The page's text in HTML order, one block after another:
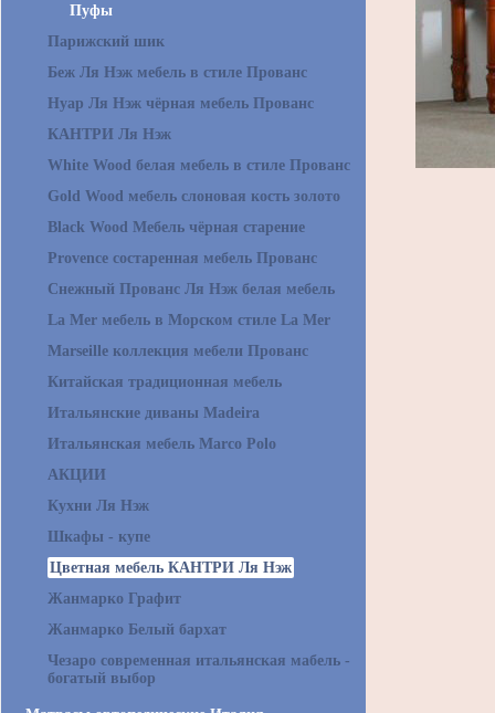
Пуфы
Парижский шик
Беж Ля Нэж мебель в стиле Прованс
Нуар Ля Нэж чёрная мебель Прованс
КАНТРИ Ля Нэж
White Wood белая мебель в стиле Прованс
Gold Wood мебель слоновая кость золото
Black Wood Мебель чёрная старение
Provence состаренная мебель Прованс
Снежный Прованс Ля Нэж белая мебель
La Mer мебель в Морском стиле La Mer
Marseille коллекция мебели Прованс
Китайская традиционная мебель
Итальянские диваны Madeira
Итальянская мебель Marco Polo
АКЦИИ
Кухни Ля Нэж
Шкафы - купе
Цветная мебель КАНТРИ Ля Нэж
Жанмарко Графит
Жанмарко Белый бархат
Чезаро современная итальянская мабель -
богатый выбор